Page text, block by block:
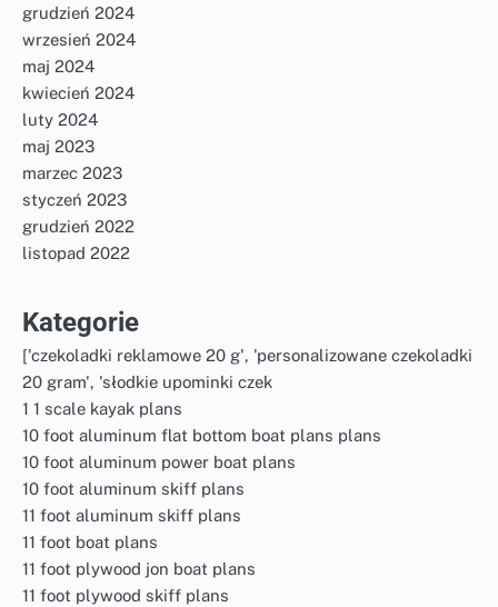
grudzień 2024
wrzesień 2024
maj 2024
kwiecień 2024
luty 2024
maj 2023
marzec 2023
styczeń 2023
grudzień 2022
listopad 2022
Kategorie
['czekoladki reklamowe 20 g', 'personalizowane czekoladki
20 gram', 'słodkie upominki czek
1 1 scale kayak plans
10 foot aluminum flat bottom boat plans plans
10 foot aluminum power boat plans
10 foot aluminum skiff plans
11 foot aluminum skiff plans
11 foot boat plans
11 foot plywood jon boat plans
11 foot plywood skiff plans